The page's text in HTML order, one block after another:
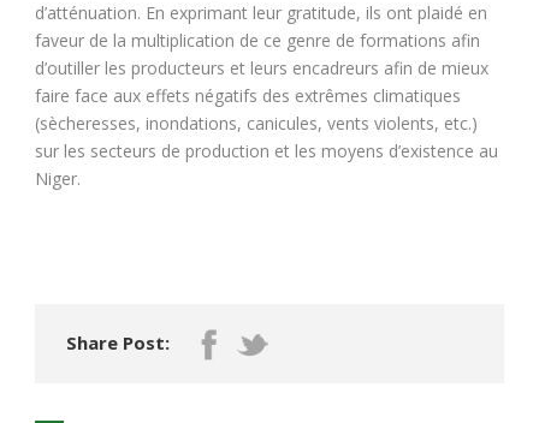
d’atténuation. En exprimant leur gratitude, ils ont plaidé en
faveur de la multiplication de ce genre de formations afin
d’outiller les producteurs et leurs encadreurs afin de mieux
faire face aux effets négatifs des extrêmes climatiques
(sècheresses, inondations, canicules, vents violents, etc.)
sur les secteurs de production et les moyens d’existence au
Niger.
Share Post: